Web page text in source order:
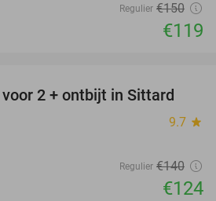
Regulier €150
€119
11%
2 + ontbijt in Sittard
9.7 star
Regulier €140
€124